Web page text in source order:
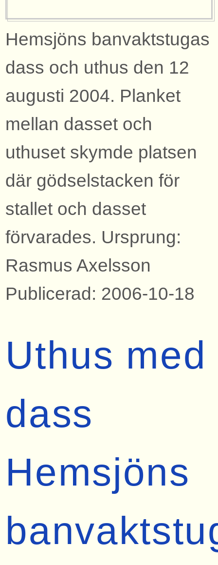
Hemsjöns banvaktstugas
dass och uthus den 12
augusti 2004. Planket
mellan dasset och
uthuset skymde platsen
där gödselstacken för
stallet och dasset
förvarades. Ursprung:
Rasmus Axelsson
Publicerad: 2006-10-18
Uthus med
dass
Hemsjöns